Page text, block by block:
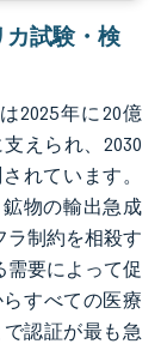
試験・検
2025年に20億
えられ、2030
れています。
物の輸出急成
ラ制約を相殺す
需要によって促
らすべての医療
認証が最も急